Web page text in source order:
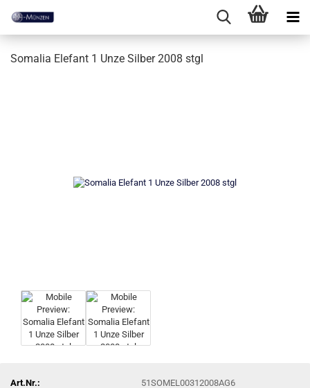
Somalia Elefant 1 Unze Silber 2008 stgl
Art.Nr.:
51SOMEL00312008AG6